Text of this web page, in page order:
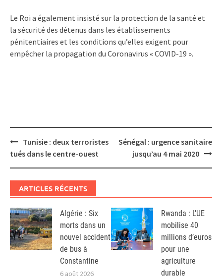
Le Roi a également insisté sur la protection de la santé et
la sécurité des détenus dans les établissements
pénitentiaires et les conditions qu’elles exigent pour
empêcher la propagation du Coronavirus « COVID-19 ».
Post
navigation
Tunisie : deux terroristes
tués dans le centre-ouest
Sénégal : urgence sanitaire
jusqu’au 4 mai 2020
ARTICLES RÉCENTS
Algérie : Six
morts dans un
nouvel accident
de bus à
Constantine
6 août 2026
Rwanda : L’UE
mobilise 40
millions d’euros
pour une
agriculture
durable